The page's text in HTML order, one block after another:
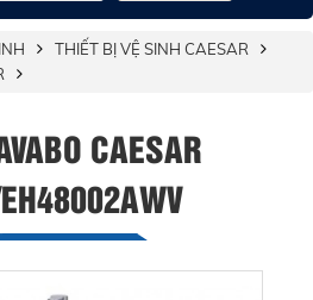
THIẾT BỊ VỆ SINH CAESAR
CAESAR